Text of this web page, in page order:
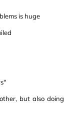
is huge
but also doing